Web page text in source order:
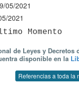
05/2021
2021
de Leyes y Decretos
disponible en la
Referencias a toda la